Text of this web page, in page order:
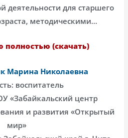
деятельности для старшего
методическими…
полностью (скачать)
Марина Николаевна
воспитатель
«Забайкальский центр
и развития «Открытый
мир»